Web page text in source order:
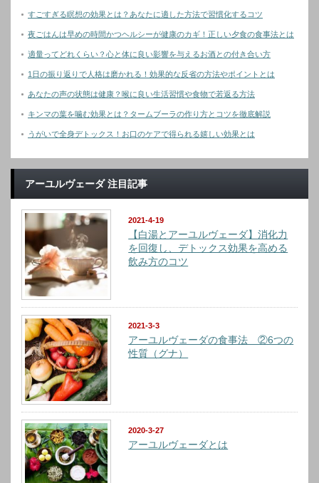
すごすぎる瞑想の効果とは？あなたに適した方法で習慣化するコツ
夜ごはんは早めの時間かつヘルシーが健康のカギ！正しい夕食の食事法とは
適量ってどれくらい？心と体に良い影響を与えるお酒との付き合い方
1日の振り返りで人格は磨かれる！効果的な反省の方法やポイントとは
あなたの声の状態は健康？喉に良い生活習慣や食物で若返る方法
キンマの葉を噛む効果とは？タームブーラの作り方とコツを徹底解説
うがいで全身デトックス！お口のケアで得られる嬉しい効果とは
アーユルヴェーダ 注目記事
2021-4-19
【白湯とアーユルヴェーダ】消化力
を回復し、デトックス効果を高める
飲み方のコツ
2021-3-3
アーユルヴェーダの食事法 ②6つの
性質（グナ）
2020-3-27
アーユルヴェーダとは